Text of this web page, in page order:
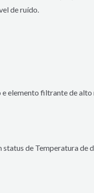
de ruído.
eelemento filtrante de alto
status de Temperatura de